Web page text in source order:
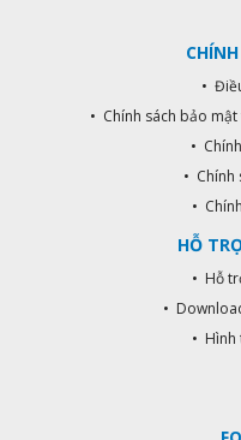
•
• Chính sách bảo
•
• Chính
•
HỖ
• Hỗ
•
• Hình